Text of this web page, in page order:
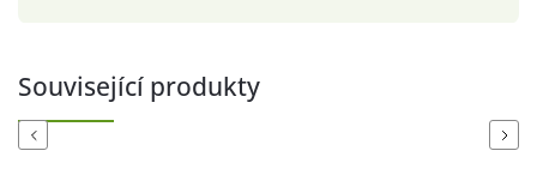
Související produkty
Previous Next